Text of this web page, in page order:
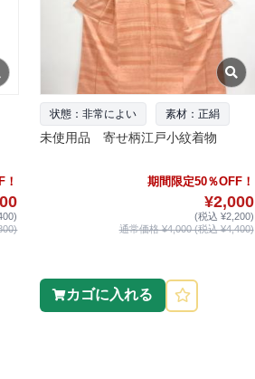
状態：非常によい 素材：正絹
未使用品 寄せ柄江戸小紋着物
期間限定50％OFF！
¥2,000
(税込 ¥2,200)
通常価格 ¥4,000 (税込 ¥4,400)
カゴに入れる